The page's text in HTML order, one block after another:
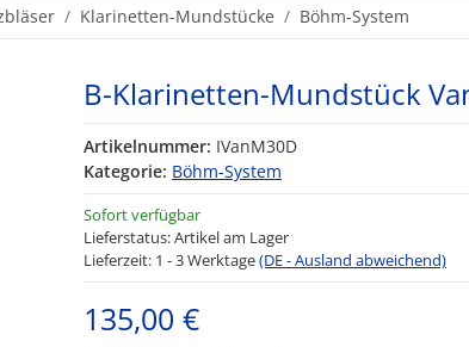
Klarinetten-Mundstücke Böhm-System
B-Klarinetten-Mundstück
Artikelnummer: IVanM30D
Kategorie: Böhm-System
Sofort verfügbar
Lieferstatus: Artikel am Lager
Lieferzeit: 1 - 3 Werktage(DE - Ausland abweichend)
135,00 €